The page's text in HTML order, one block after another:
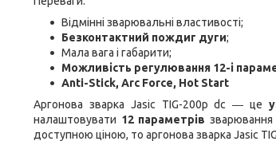
Відмінні зварювальні властивості;
Безконтактний пождиг дуги;
Мала вага і габарити;
Можливість регулювання 12-і
Anti-Stick, Arc Force, Hot Start
Аргонова зварка Jasic TIG-200p dc ― це
налаштовувати 12 параметрів
доступною ціною, то аргонова зварка Jasic